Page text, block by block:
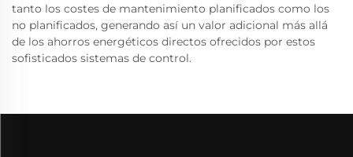
tanto los costes de mantenimiento planificados como los
no planificados, generando así un valor adicional más allá
de los ahorros energéticos directos ofrecidos por estos
sofisticados sistemas de control.